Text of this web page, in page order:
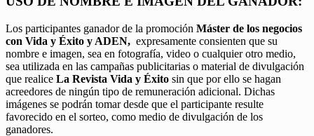
Los participantes ganador de la promoción Máster de los negocios
con Vida y Éxito y ADEN, expresamente consienten que su
nombre e imagen, sea en fotografía, video o cualquier otro medio,
sea utilizada en las campañas publicitarias o material de divulgación
que realice La Revista Vida y Éxito sin que por ello se hagan
acreedores de ningún tipo de remuneración adicional. Dichas
imágenes se podrán tomar desde que el participante resulte
favorecido en el sorteo, como medio de divulgación de los
ganadores.